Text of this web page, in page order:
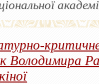
Володимира